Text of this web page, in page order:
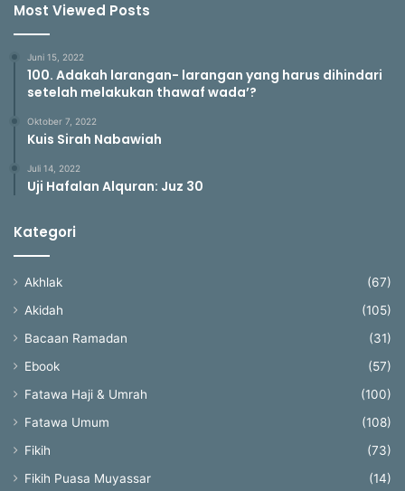
Most Viewed Posts
Juni 15, 2022
100. Adakah larangan- larangan yang harus dihindari
setelah melakukan thawaf wada’?
Oktober 7, 2022
Kuis Sirah Nabawiah
Juli 14, 2022
Uji Hafalan Alquran: Juz 30
Kategori
Akhlak
(67)
Akidah
(105)
Bacaan Ramadan
(31)
Ebook
(57)
Fatawa Haji & Umrah
(100)
Fatawa Umum
(108)
Fikih
(73)
Fikih Puasa Muyassar
(14)